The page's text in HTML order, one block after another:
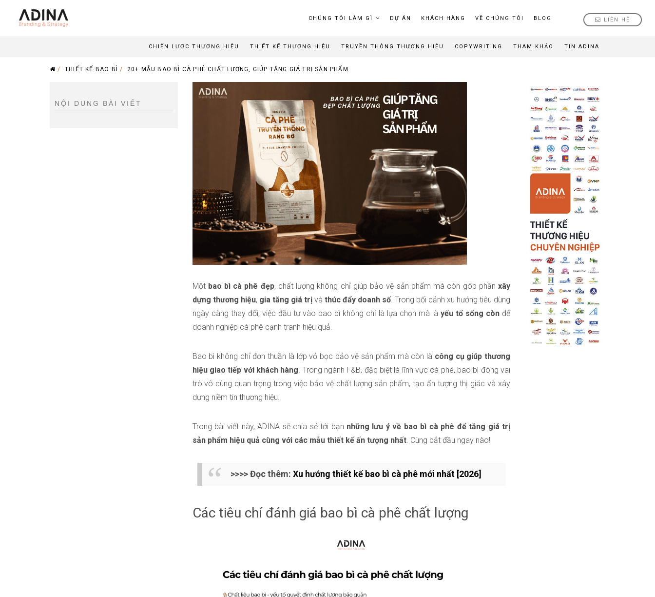
CHÚNG TÔI LÀM GÌ DỰ ÁN KHÁCH HÀNG VỀ CHÚNG TÔI BLOG LIÊN HỆ
CHIẾN LƯỢC THƯƠNG HIỆU THIẾT KẾ THƯƠNG HIỆU TRUYỀN THÔNG THƯƠNG HIỆU COPYWRITING THAM KHẢO TIN ADINA
/THIẾT KẾ BAO BÌ / 20+ MẪU BAO BÌ CÀ PHÊ CHẤT LƯỢNG, GIÚP TĂNG GIÁ TRỊ SẢN PHẨM
NỘI DUNG BÀI VIẾT
Mộtbao bì cà phê đẹp, chất lượng không chỉ giúp bảo vệ sản phẩm mà còn góp phầnxây
dựng thương hiệu, gia tăng giá trịvà thúc đẩy doanh số. Trong bối cảnh xu hướng tiêu dùng
ngày càng thay đổi, việc đầu tư vào bao bì không chỉ là lựa chọn mà là yếu tố sống cònđể
doanh nghiệp cà phê cạnh tranh hiệu quả.
Bao bì không chỉ đơn thuần là lớp vỏ bọc bảo vệ sản phẩm mà còn là công cụ giúp thương
hiệu giao tiếp với khách hàng. Trong ngành F&B, đặc biệt là lĩnh vực cà phê, bao bì đóng vai
trò vô cùng quan trọng trong việc bảo vệ chất lượng sản phẩm, tạo ấn tượng thị giác và xây
dựng niềm tin thương hiệu.
Trong bài viết này, ADINA sẽ chia sẻ tới bạn những lưu ý về bao bì cà phê để tăng giá trị
sản phẩm hiệu quả cùng với các mẫu thiết kế ấn tượng nhất. Cùng bắt đầu ngay nào!
>>>> Đọc thêm: Xu hướng thiết kế bao bì cà phê mới nhất [2026]
Các tiêu chí đánh giá bao bì cà phê chất lượng